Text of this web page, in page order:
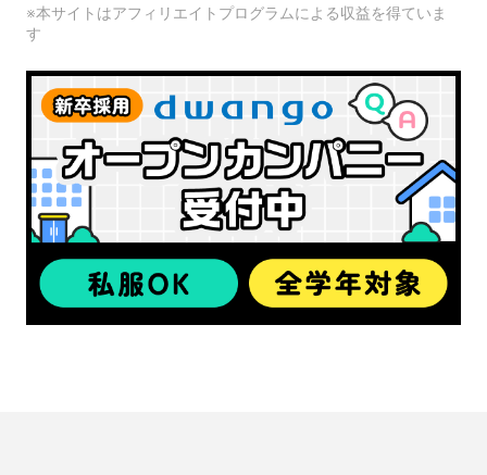
※本サイトはアフィリエイトプログラムによる収益を得ていま
す